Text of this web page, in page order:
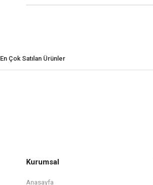
En Çok Satılan Ürünler
Kurumsal
Anasayfa